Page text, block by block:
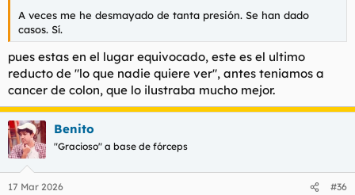
A veces me he desmayado de tanta presión. Se han dado
casos. Sí.
pues estas en el lugar equivocado, este es el ultimo
reducto de "lo que nadie quiere ver", antes teniamos a
cancer de colon, que lo ilustraba mucho mejor.
Benito
"Gracioso" a base de fórceps
17 Mar 2026 #36